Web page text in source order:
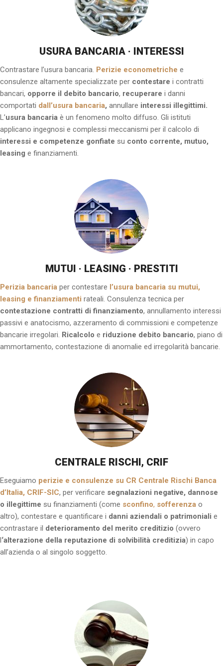
USURA BANCARIA · INTERESSI
Contrastare l’usura bancaria. Perizie econometriche e
consulenze altamente specializzate per contestare i contratti
bancari, opporre il debito bancario, recuperare i danni
comportati dall’usura bancaria, annullare interessi illegittimi.
L’usura bancaria è un fenomeno molto diffuso. Gli istituti
applicano ingegnosi e complessi meccanismi per il calcolo di
interessi e competenze gonfiate su conto corrente, mutuo,
leasing e finanziamenti.
MUTUI · LEASING · PRESTITI
Perizia bancaria per contestare l’usura bancaria su mutui,
leasing e finanziamenti rateali. Consulenza tecnica per
contestazione contratti di finanziamento, annullamento interessi
passivi e anatocismo, azzeramento di commissioni e competenze
bancarie irregolari. Ricalcolo e riduzione debito bancario, piano di
ammortamento, contestazione di anomalie ed irregolarità bancarie.
CENTRALE RISCHI, CRIF
Eseguiamo perizie e consulenze su CR Centrale Rischi Banca
d’Italia, CRIF-SIC, per verificare segnalazioni negative, dannose
o illegittime su finanziamenti (come sconfino, sofferenza o
altro), contestare e quantificare i danni aziendali o patrimoniali e
contrastare il deterioramento del merito creditizio (ovvero
l‘alterazione della reputazione di solvibilità creditizia) in capo
all’azienda o al singolo soggetto.